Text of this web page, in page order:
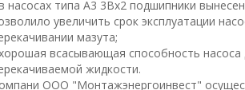
насосах типа А3 3Вх2 подшипники
увеличить срок эксплуатации
мазута;
всасывающая способность
жидкости.
ООО "Монтажэнергоинвест"